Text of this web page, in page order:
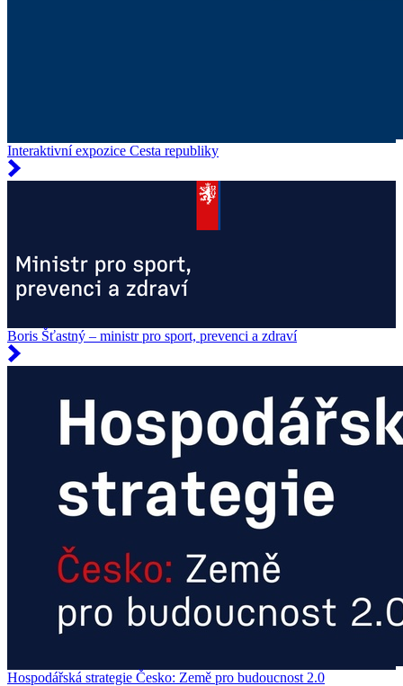
Interaktivní expozice Cesta republiky
Boris Šťastný – ministr pro sport, prevenci a zdraví
Hospodářská strategie Česko: Země pro budoucnost 2.0